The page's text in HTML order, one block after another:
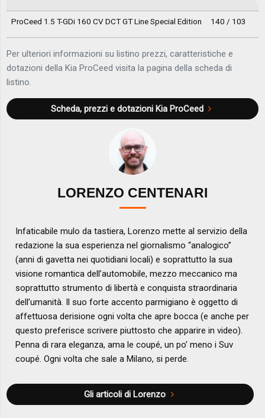
ProCeed 1.5 T-GDi 160 CV DCT GT Line Special Edition 140 / 103
Per ulteriori informazioni su listino prezzi, caratteristiche e
dotazioni della Kia ProCeed visita la pagina della scheda di
listino.
Scheda, prezzi e dotazioni Kia ProCeed
LORENZO CENTENARI
Infaticabile mulo da tastiera, Lorenzo mette al servizio della
redazione la sua esperienza nel giornalismo “analogico”
(anni di gavetta nei quotidiani locali) e soprattutto la sua
visione romantica dell’automobile, mezzo meccanico ma
soprattutto strumento di libertà e conquista straordinaria
dell’umanità. Il suo forte accento parmigiano è oggetto di
affettuosa derisione ogni volta che apre bocca (e anche per
questo preferisce scrivere piuttosto che apparire in video).
Penna di rara eleganza, ama le coupé, un po’ meno i Suv
coupé. Ogni volta che sale a Milano, si perde.
Gli articoli di Lorenzo